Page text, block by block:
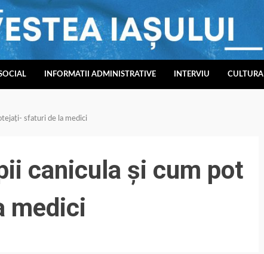
INFORMATII ADMINISTRATIVE INTERVIU CULTURA
sfaturi de la medici
canicula și cum pot
medici